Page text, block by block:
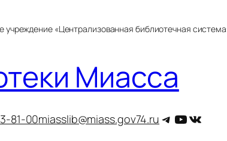
«Централизованная библиотечная
Миасса
81-00miasslib@miass.gov74.ru Telegram
YouTube